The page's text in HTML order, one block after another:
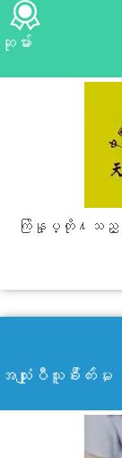
ဆုမ်ား
ကြ်န္ုပ္တို႔သည္
အသံုးျပဳသူခ်ီးက်ဴးမႈ